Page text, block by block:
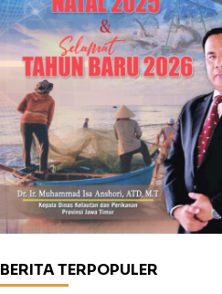
BERITA TERPOPULER